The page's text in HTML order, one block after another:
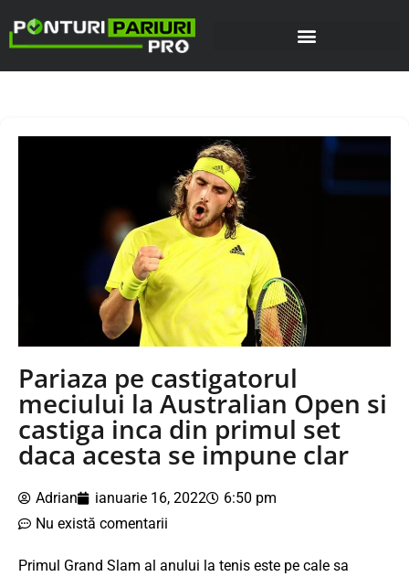
Pariaza pe castigatorul
meciului la Australian Open si
castiga inca din primul set
daca acesta se impune clar
Adrian ianuarie 16, 2022
6:50 pm
Nu există comentarii
Primul Grand Slam al anului la tenis este pe cale sa